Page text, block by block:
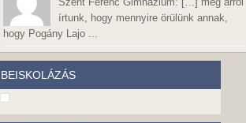
írtunk, hogy mennyire örülünk annak,
hogy Pogány Lajo ...
BEISKOLÁZÁS